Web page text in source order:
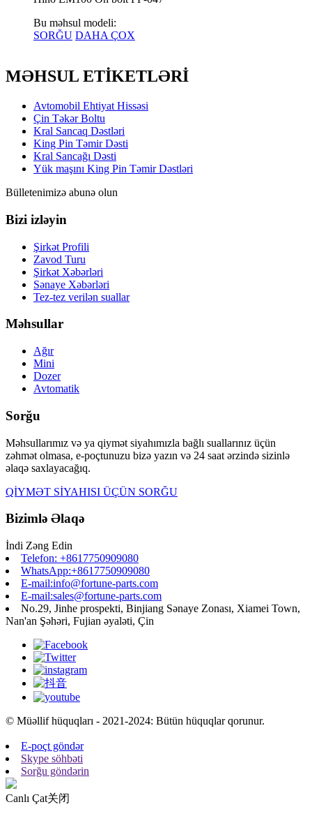
Bu məhsul modeli:
SORĞU DAHA ÇOX
MƏHSUL ETİKETLƏRİ
Avtomobil Ehtiyat Hissəsi
Çin Təkər Boltu
Kral Sancaq Dəstləri
King Pin Təmir Dəsti
Kral Sancağı Dəsti
Yük maşını King Pin Təmir Dəstləri
Bülletenimizə abunə olun
Bizi izləyin
Şirkət Profili
Zavod Turu
Şirkət Xəbərləri
Sənaye Xəbərləri
Tez-tez verilən suallar
Məhsullar
Ağır
Mini
Dozer
Avtomatik
Sorğu
Məhsullarımız və ya qiymət siyahımızla bağlı suallarınız üçün
zəhmət olmasa, e-poçtunuzu bizə yazın və 24 saat ərzində sizinlə
əlaqə saxlayacağıq.
QİYMƏT SİYAHISI ÜÇÜN SORĞU
Bizimlə Əlaqə
İndi Zəng Edin
Telefon: +8617750909080
WhatsApp:+8617750909080
E-mail:info@fortune-parts.com
E-mail:sales@fortune-parts.com
No.29, Jinhe prospekti, Binjiang Sənaye Zonası, Xiamei Town,
Nan'an Şəhəri, Fujian əyaləti, Çin
© Müəllif hüquqları - 2021-2024: Bütün hüquqlar qorunur.
E-poçt göndər
Skype söhbəti
Sorğu göndərin
Canlı Çat关闭